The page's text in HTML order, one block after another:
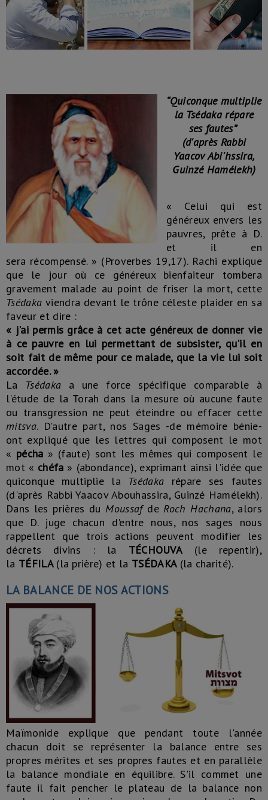
“Quiconque multiplie
la Tsédaka répare
ses fautes”
(d'après Rabbi
Yaacov Abi'hssira,
Guinzé Hamélekh)
« Celui qui est
généreux envers les
pauvres, prête à D.
et il en
sera récompensé. » (Proverbes 19,17). Rachi explique
que le jour où ce généreux bienfaiteur tombera
gravement malade au point de friser la mort, cette
Tsédakaviendra devant le trône céleste plaider en sa
faveur et dire :
« j'ai permis grâce à cet acte généreux de donner vie
à ce pauvre en lui permettant de subsister, qu'il en
soit fait de même pour ce malade, que la vie lui soit
accordée. »
La Tsédaka a une force spécifique comparable à
l'étude de la Torah dans la mesure où aucune faute
ou transgression ne peut éteindre ou effacer cette
mitsva. D'autre part, nos Sages -de mémoire bénie-
ont expliqué que les lettres qui composent le mot
« pécha » (faute) sont les mêmes qui composent le
mot « chéfa » (abondance), exprimant ainsi l'idée que
quiconque multiplie la Tsédaka répare ses fautes
(d'après Rabbi Yaacov Abouhassira, Guinzé Hamélekh).
Dans les prières du Moussaf de Roch Hachana, alors
que D. juge chacun d'entre nous, nos sages nous
rappellent que trois actions peuvent modifier les
décrets divins : la TÉCHOUVA (le repentir),
la TÉFILA (la prière) et la TSÉDAKA (la charité).
LA BALANCE DE NOS ACTIONS
Maïmonide explique que pendant toute l'année
chacun doit se représenter la balance entre ses
propres mérites et ses propres fautes et en parallèle
la balance mondiale en équilibre. S'il commet une
faute il fait pencher le plateau de la balance non